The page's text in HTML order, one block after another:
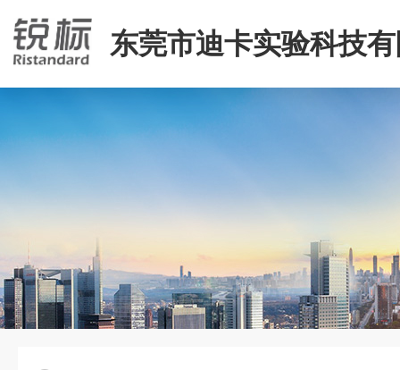
东莞市迪卡实验科技